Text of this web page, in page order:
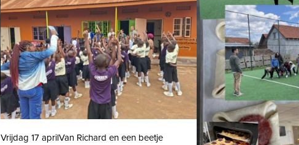
Vrijdag 17 aprilVan Richard en een beetje